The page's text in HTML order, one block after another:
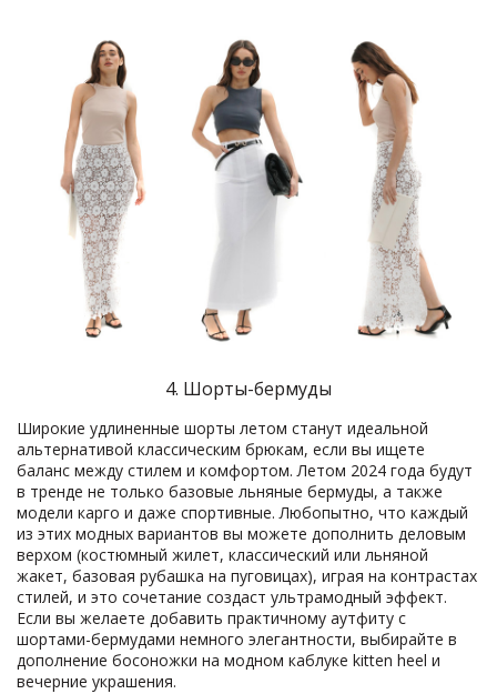
4. Шорты-бермуды
Широкие удлиненные шорты летом станут идеальной
альтернативой классическим брюкам, если вы ищете
баланс между стилем и комфортом. Летом 2024 года будут
в тренде не только базовые льняные бермуды, а также
модели карго и даже спортивные. Любопытно, что каждый
из этих модных вариантов вы можете дополнить деловым
верхом (костюмный жилет, классический или льняной
жакет, базовая рубашка на пуговицах), играя на контрастах
стилей, и это сочетание создаст ультрамодный эффект.
Если вы желаете добавить практичному аутфиту с
шортами-бермудами немного элегантности, выбирайте в
дополнение босоножки на модном каблуке kitten heel и
вечерние украшения.